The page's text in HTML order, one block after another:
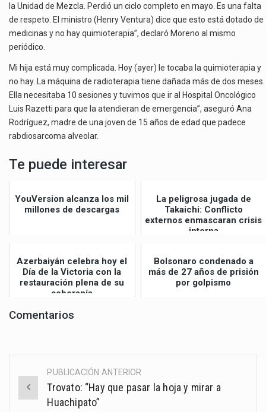
la Unidad de Mezcla. Perdió un ciclo completo en mayo. Es una falta
de respeto. El ministro (Henry Ventura) dice que esto está dotado de
medicinas y no hay quimioterapia”, declaró Moreno al mismo
periódico.
Mi hija está muy complicada. Hoy (ayer) le tocaba la quimioterapia y
no hay. La máquina de radioterapia tiene dañada más de dos meses.
Ella necesitaba 10 sesiones y tuvimos que ir al Hospital Oncológico
Luis Razetti para que la atendieran de emergencia”, aseguró Ana
Rodríguez, madre de una joven de 15 años de edad que padece
rabdiosarcoma alveolar.
Te puede interesar
YouVersion alcanza los mil
millones de descargas
La peligrosa jugada de
Takaichi: Conflicto
externos enmascaran crisis
interna
Azerbaiyán celebra hoy el
Día de la Victoria con la
restauración plena de su
soberanía
Bolsonaro condenado a
más de 27 años de prisión
por golpismo
Comentarios
Post
navigation
PUBLICACIÓN ANTERIOR
Trovato: “Hay que pasar la hoja y mirar a
Huachipato”